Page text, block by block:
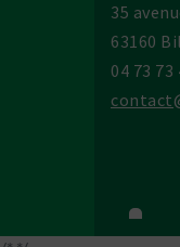
35
63160
04 73 73